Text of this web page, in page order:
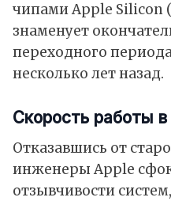
чипами Apple Silicon
знаменует
переходного
несколько лет назад.
Скорость работы
Отказавшись от
инженеры Apple
отзывчивости